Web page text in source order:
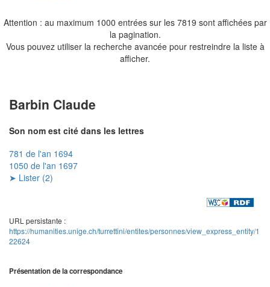
Attention : au maximum 1000 entrées sur les 7819 sont affichées par
la pagination.
Vous pouvez utiliser la recherche avancée pour restreindre la liste à
afficher.
Barbin Claude
Son nom est cité dans les lettres
781 de l'an 1694
1050 de l'an 1697
➤ Lister (2)
URL persistante :
https://humanities.unige.ch/turrettini/entites/personnes/view_express_entity/1
22624
Présentation de la correspondance